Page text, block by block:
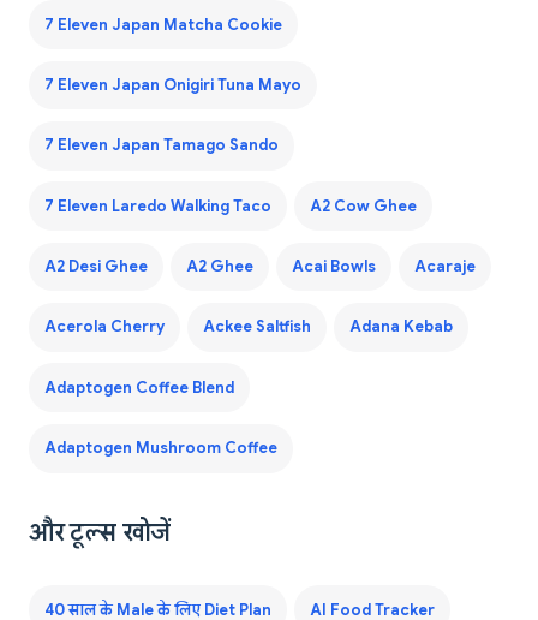
7 Eleven Japan Matcha Cookie
7 Eleven Japan Onigiri Tuna Mayo
7 Eleven Japan Tamago Sando
7 Eleven Laredo Walking Taco A2 Cow Ghee
A2 Desi Ghee A2 Ghee Acai Bowls Acaraje
Acerola Cherry Ackee Saltfish Adana Kebab
Adaptogen Coffee Blend
Adaptogen Mushroom Coffee
और टूल्स खोजें
40 साल के Male के लिए Diet Plan AI Food Tracker